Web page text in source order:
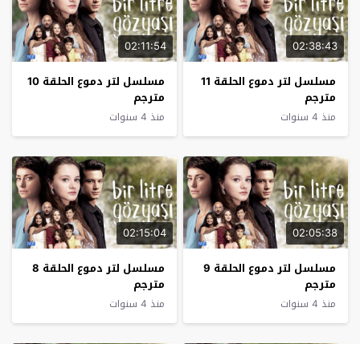
02:38:43
مسلسل لتر دموع الحلقة 11
مترجم
منذ 4 سنوات
02:11:54
مسلسل لتر دموع الحلقة 10
مترجم
منذ 4 سنوات
02:05:38
مسلسل لتر دموع الحلقة 9
مترجم
منذ 4 سنوات
02:15:04
مسلسل لتر دموع الحلقة 8
مترجم
منذ 4 سنوات